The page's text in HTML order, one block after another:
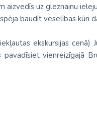
aizvedīs uz gleznainu
baudīt veselības
ekskursijas
pavadīsiet vienreizīgajā